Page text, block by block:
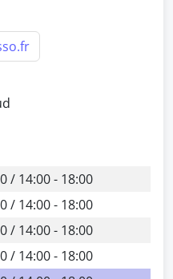
/ 14:00 - 18:00
/ 14:00 - 18:00
/ 14:00 - 18:00
/ 14:00 - 18:00